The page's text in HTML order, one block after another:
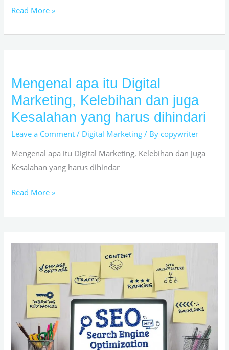
Read More »
Mengenal apa itu Digital
Marketing, Kelebihan dan juga
Kesalahan yang harus dihindari
Leave a Comment / Digital Marketing / By copywriter
Mengenal apa itu Digital Marketing, Kelebihan dan juga
Kesalahan yang harus dihindar
Mengenal
apa
Digital
Marketing,
Kelebihan
dan
Kesalahan
harus
Read More »